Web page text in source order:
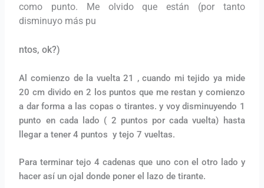
como punto. Me olvido que están (por tanto
disminuyo más pu
ntos, ok?)
Al comienzo de la vuelta 21 , cuando mi tejido ya mide
20 cm divido en 2 los puntos que me restan y comienzo
a dar forma a las copas o tirantes. y voy disminuyendo 1
punto en cada lado ( 2 puntos por cada vuelta) hasta
llegar a tener 4 puntos y tejo 7 vueltas.
Para terminar tejo 4 cadenas que uno con el otro lado y
hacer así un ojal donde poner el lazo de tirante.